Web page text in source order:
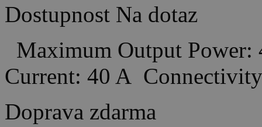
Dostupnost Na dotaz
Maximum Output
Current: 40 A
Doprava zdarma